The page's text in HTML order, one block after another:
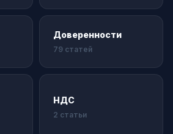
Доверенности
79 статей
НДС
2 статьи